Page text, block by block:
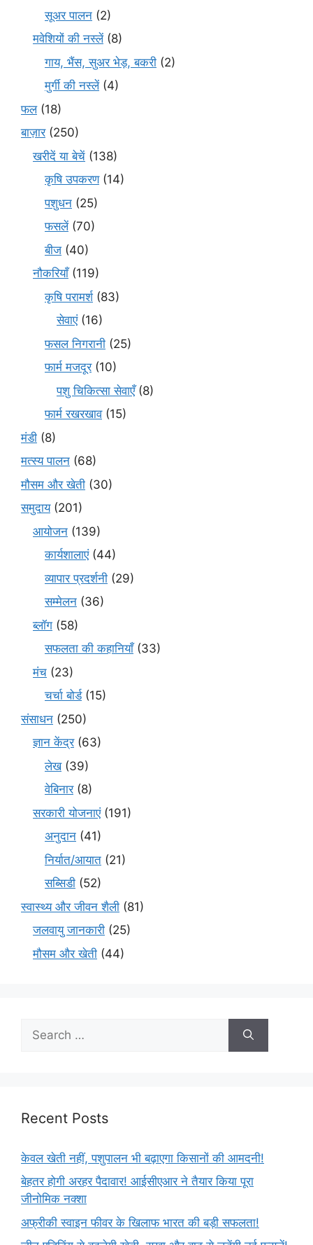
सूअर पालन (2)
मवेशियों की नस्लें(8)
गाय, भैंस, सुअर भेड़, बकरी (2)
मुर्गी की नस्लें(4)
फल(18)
बाज़ार(250)
खरीदें या बेचें (138)
कृषि उपकरण(14)
पशुधन (25)
फसलें(70)
बीज (40)
नौकरियाँ(119)
कृषि परामर्श(83)
सेवाएं(16)
फसल निगरानी (25)
फार्म मजदूर(10)
पशु चिकित्सा सेवाएँ(8)
फार्म रखरखाव(15)
मंडी (8)
मत्स्य पालन (68)
मौसम और खेती (30)
समुदाय(201)
आयोजन (139)
कार्यशालाएं(44)
व्यापार प्रदर्शनी (29)
सम्मेलन (36)
ब्लॉग (58)
सफलता की कहानियाँ(33)
मंच (23)
चर्चा बोर्ड(15)
संसाधन (250)
ज्ञान केंद्र(63)
लेख(39)
वेबिनार(8)
सरकारी योजनाएं(191)
अनुदान (41)
निर्यात/आयात (21)
सब्सिडी (52)
स्वास्थ्य और जीवन शैली (81)
जलवायु जानकारी (25)
मौसम और खेती (44)
Recent Posts
केवल खेती नहीं, पशुपालन भी बढ़ाएगा किसानों की आमदनी!
बेहतर होगी अरहर पैदावार! आईसीएआर ने तैयार किया पूरा
जीनोमिक नक्शा
अफ्रीकी स्वाइन फीवर के खिलाफ भारत की बड़ी सफलता!